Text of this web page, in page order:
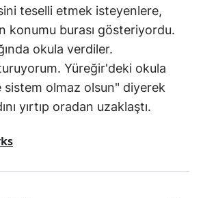
teselli etmek isteyenlere,
konumu burası gösteriyordu.
okula verdiler.
Yüreğir'deki okula
sistem olmaz olsun" diyerek
yırtıp oradan uzaklaştı.